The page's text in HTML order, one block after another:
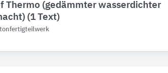
Thermo (gedämmter wasserdichter
(1 Text)